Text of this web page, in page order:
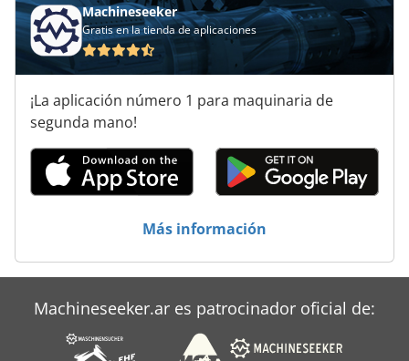
Machineseeker
Gratis en la tienda de aplicaciones
¡La aplicación número 1 para maquinaria de
segunda mano!
Más información
Machineseeker.ar es patrocinador oficial de: